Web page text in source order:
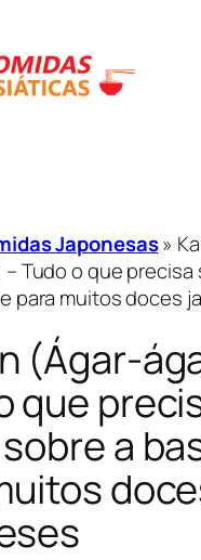
Japonesas»
Tudo o que precisa
para muitos doces
(Ágar-
que
a